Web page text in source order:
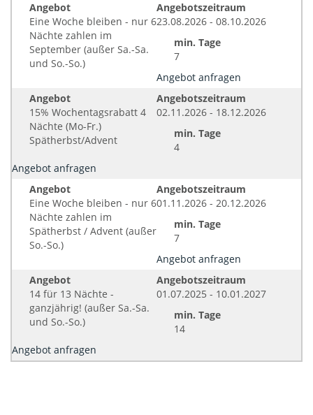
Angebot
Eine Woche bleiben - nur 6
Nächte zahlen im
September (außer Sa.-Sa.
und So.-So.)
Angebotszeitraum
23.08.2026 - 08.10.2026
min. Tage
7
Angebot anfragen
Angebot
15% Wochentagsrabatt 4
Nächte (Mo-Fr.)
Spätherbst/Advent
Angebotszeitraum
02.11.2026 - 18.12.2026
min. Tage
4
Angebot anfragen
Angebot
Eine Woche bleiben - nur 6
Nächte zahlen im
Spätherbst / Advent (außer
So.-So.)
Angebotszeitraum
01.11.2026 - 20.12.2026
min. Tage
7
Angebot anfragen
Angebot
14 für 13 Nächte -
ganzjährig! (außer Sa.-Sa.
und So.-So.)
Angebotszeitraum
01.07.2025 - 10.01.2027
min. Tage
14
Angebot anfragen